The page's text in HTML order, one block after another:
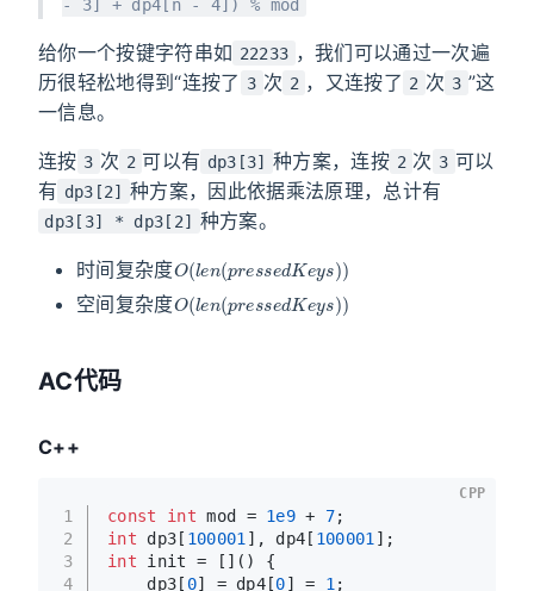
- 3] + dp4[n - 4]) % mod
给你一个按键字符串如 22233 ，我们可以通过一次遍
历很轻松地得到“连按了 3 次 2 ，又连按了 2 次 3 ”这
一信息。
连按 3 次 2 可以有 dp3[3] 种方案，连按 2 次 3 可以
有 dp3[2] 种方案，因此依据乘法原理，总计有
dp3[3] * dp3[2] 种方案。
时间复杂度
空间复杂度
O (len(p res sedKeys
AC代码
C++
1
2
3
4
const int mod = 1e9 + 7;
int dp3[ 100001 ], dp4[ 100001 ];
int init = []() {
    dp3[
0] = dp4[0] = 1 ;
CPP